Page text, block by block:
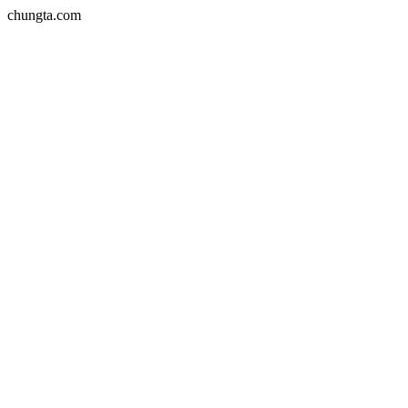
chungta.com